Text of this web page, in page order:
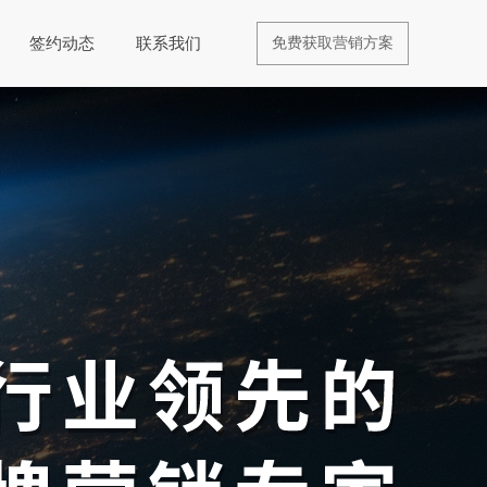
签约动态 联系我们 免费获取营销方案